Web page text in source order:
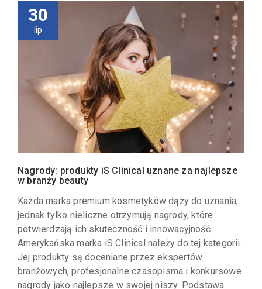
30
lip
Nagrody: produkty iS Clinical uznane za najlepsze
w branży beauty
Każda marka premium kosmetyków dąży do uznania,
jednak tylko nieliczne otrzymują nagrody, które
potwierdzają ich skuteczność i innowacyjność.
Amerykańska marka iS Clinical należy do tej kategorii.
Jej produkty są doceniane przez ekspertów
branżowych, profesjonalne czasopisma i konkursowe
nagrody jako najlepsze w swojej niszy. Podstawa